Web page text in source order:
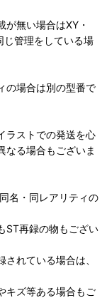
無い場合はXY・
じ管理をしている場
の場合は別の型番で
ラストでの発送を心
なる場合もございま
名・同レアリティの
ST再録の物もござい
れている場合は、
キズ等ある場合もご